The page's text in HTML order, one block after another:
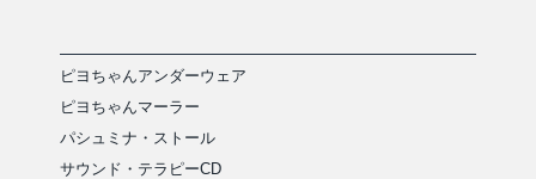
ピヨちゃんアンダーウェア
ピヨちゃんマーラー
パシュミナ・ストール
サウンド・テラピーCD